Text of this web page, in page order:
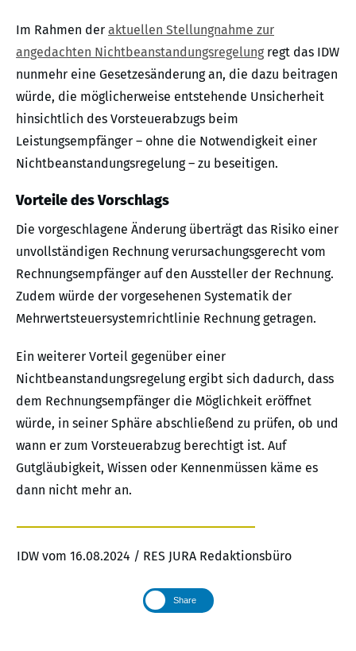
Im Rahmen der aktuellen Stellungnahme zur
angedachten Nichtbeanstandungsregelungregt das IDW
nunmehr eine Gesetzesänderung an, die dazu beitragen
würde, die möglicherweise entstehende Unsicherheit
hinsichtlich des Vorsteuerabzugs beim
Leistungsempfänger – ohne die Notwendigkeit einer
Nichtbeanstandungsregelung – zu beseitigen.
Vorteile des Vorschlags
Die vorgeschlagene Änderung überträgt das Risiko einer
unvollständigen Rechnung verursachungsgerecht vom
Rechnungsempfänger auf den Aussteller der Rechnung.
Zudem würde der vorgesehenen Systematik der
Mehrwertsteuersystemrichtlinie Rechnung getragen.
Ein weiterer Vorteil gegenüber einer
Nichtbeanstandungsregelung ergibt sich dadurch, dass
dem Rechnungsempfänger die Möglichkeit eröffnet
würde, in seiner Sphäre abschließend zu prüfen, ob und
wann er zum Vorsteuerabzug berechtigt ist. Auf
Gutgläubigkeit, Wissen oder Kennenmüssen käme es
dann nicht mehr an.
IDW vom 16.08.2024 / RES JURA Redaktionsbüro
Share